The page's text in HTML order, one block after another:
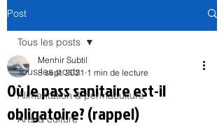
Post
Tous les posts
Alimentation & permaculture
Arts & culture
Tous les posts
Où le pass sanitaire est-il
obligatoire? (rappel)
Menhir Subtil
8 sept. 2021 1 min de lecture